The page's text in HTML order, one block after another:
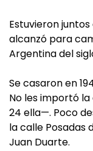
Estuvieron
alcanzó para
Argentina del
Se casaron en
No les importó
24 ella—. Poco
la calle Posadas
Juan Duarte.